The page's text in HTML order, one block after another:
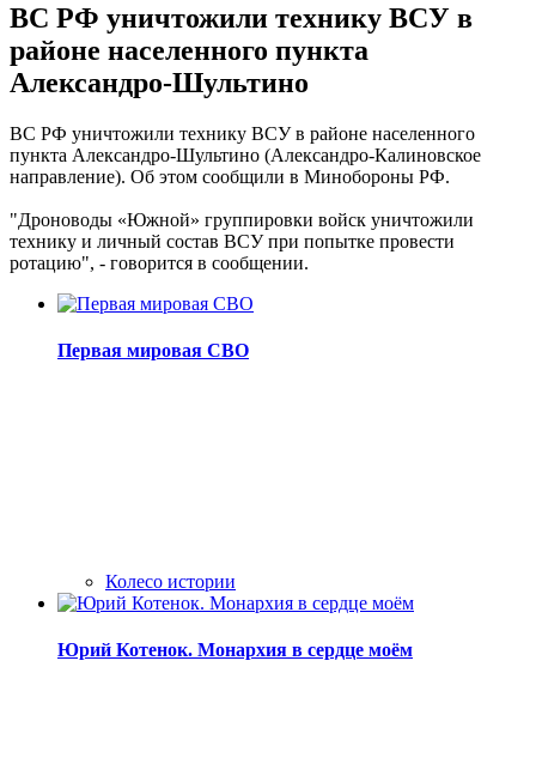
ВС РФ уничтожили технику ВСУ в
районе населенного пункта
Александро-Шультино
ВС РФ уничтожили технику ВСУ в районе населенного
пункта Александро-Шультино (Александро-Калиновское
направление). Об этом сообщили в Минобороны РФ.
"Дроноводы «Южной» группировки войск уничтожили
технику и личный состав ВСУ при попытке провести
ротацию", - говорится в сообщении.
Первая мировая СВО
Колесо истории
Юрий Котенок. Монархия в сердце моём